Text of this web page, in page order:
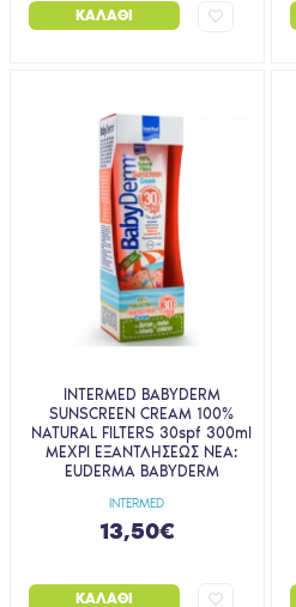
ΚΑΛΆΘΙ
INTERMED
INTERMED BABYDERM
SUNSCREEN CREAM 100%
NATURAL FILTERS 30spf 300ml
ΜΕΧΡΙ ΕΞΑΝΤΛΗΣΕΩΣ ΝΕΑ:
EUDERMA BABYDERM
13,50€
ΚΑΛΆΘΙ